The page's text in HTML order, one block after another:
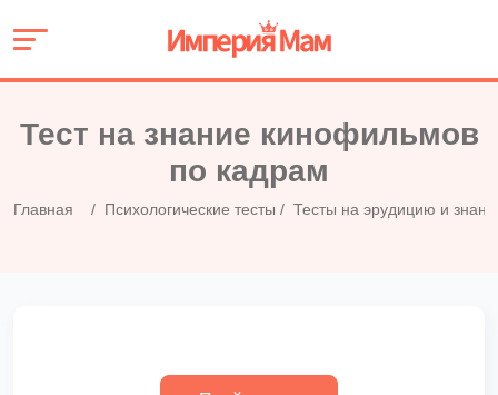
Тест на знание кинофильмов
по кадрам
Главная Психологические тесты Тесты на эрудицию и